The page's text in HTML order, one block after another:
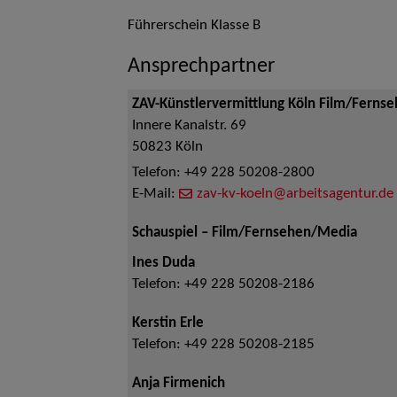
Führerschein Klasse B
Ansprechpartner
ZAV-Künstlervermittlung Köln Film/
Innere Kanalstr. 69
50823 Köln
Telefon: +49 228 50208-2800
E-Mail:
zav-kv-koeln@arbeitsagentur.de
Schauspiel – Film/Fernsehen/Media
Ines Duda
Telefon: +49 228 50208-2186
Kerstin Erle
Telefon: +49 228 50208-2185
Anja Firmenich